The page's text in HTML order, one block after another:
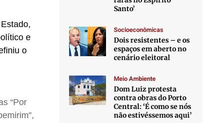
e
o
“Por
Santo’
Socioeconômicas
Dois resistentes – e os
espaços em aberto no
cenário eleitoral
Meio Ambiente
Dom Luiz protesta
contra obras do Porto
Central: ‘É como se nós
não estivéssemos aqui’